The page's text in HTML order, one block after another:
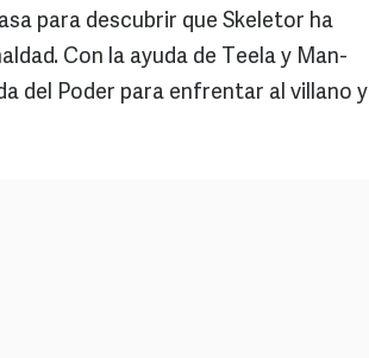
para descubrir que Skeletor ha
Con la ayuda de Teela y Man-
del Poder para enfrentar al villano y